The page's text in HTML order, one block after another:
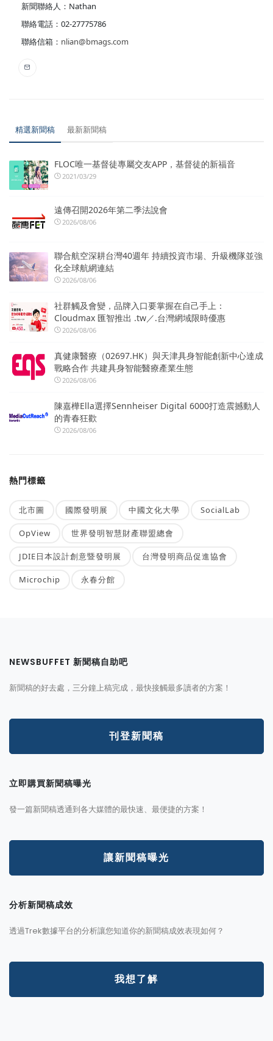
新聞聯絡人：Nathan
聯絡電話：02-27775786
聯絡信箱： nlian@bmags.com
精選新聞稿 最新新聞稿
FLOC唯一基督徒專屬交友APP，基督徒的新福音
2021/03/29
遠傳召開2026年第二季法說會
2026/08/06
聯合航空深耕台灣40週年 持續投資市場、升級機隊並強
化全球航網連結
2026/08/06
社群觸及會變，品牌入口要掌握在自己手上：
Cloudmax 匯智推出 .tw／.台灣網域限時優惠
2026/08/06
真健康醫療（02697.HK）與天津具身智能創新中心達成
戰略合作 共建具身智能醫療產業生態
2026/08/06
陳嘉樺Ella選擇Sennheiser Digital 6000打造震撼動人
的青春狂歡
2026/08/06
熱門標籤
北市圖 國際發明展 中國文化大學 SocialLab
OpView 世界發明智慧財產聯盟總會
JDIE日本設計創意暨發明展 台灣發明商品促進協會
Microchip 永春分館
NEWSBUFFET 新聞稿自助吧
新聞稿的好去處，三分鐘上稿完成，最快接觸最多讀者的方案！
刊登新聞稿
立即購買新聞稿曝光
發一篇新聞稿透通到各大媒體的最快速、最便捷的方案！
讓新聞稿曝光
分析新聞稿成效
透過Trek數據平台的分析讓您知道你的新聞稿成效表現如何？
我想了解